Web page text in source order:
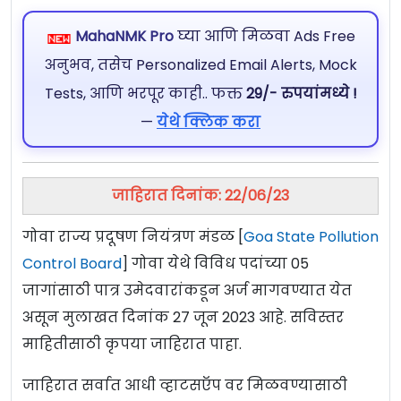
MahaNMK Proघ्या आणि मिळवा Ads Free
अनुभव, तसेच Personalized Email Alerts, Mock
Tests, आणि भरपूर काही.. फक्त29/- रुपयांमध्ये !
— येथे क्लिक करा
जाहिरात दिनांक: 22/06/23
गोवा राज्य प्रदूषण नियंत्रण मंडळ [Goa State Pollution
Control Board] गोवा येथे विविध पदांच्या 05
जागांसाठी पात्र उमेदवारांकडून अर्ज मागवण्यात येत
असून मुलाखत दिनांक 27 जून 2023 आहे. सविस्तर
माहितीसाठी कृपया जाहिरात पाहा.
जाहिरात सर्वात आधी व्हाटसऍप वर मिळवण्यासाठी